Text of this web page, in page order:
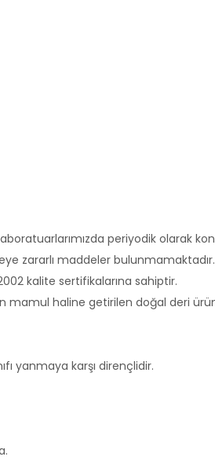
periyodik olarak
zararlı maddeler bulunmamaktadır.
kalite sertifikalarına sahiptir.
mamul haline getirilen doğal deri
yanmaya karşı dirençlidir.